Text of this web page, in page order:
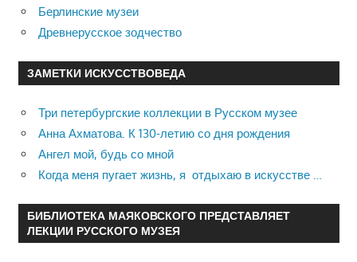
Берлинские музеи
Древнерусское зодчество
ЗАМЕТКИ ИСКУССТВОВЕДА
Три петербургские коллекции в Русском музее
Анна Ахматова. К 130-летию со дня рождения
Ангел мой, будь со мной
Когда меня пугает жизнь, я отдыхаю в искусстве …
БИБЛИОТЕКА МАЯКОВСКОГО ПРЕДСТАВЛЯЕТ
ЛЕКЦИИ РУССКОГО МУЗЕЯ